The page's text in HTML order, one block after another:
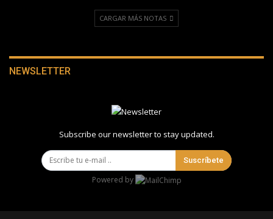
CARGAR MÁS NOTAS
NEWSLETTER
Subscribe our newsletter to stay updated.
Suscríbete
Powered by